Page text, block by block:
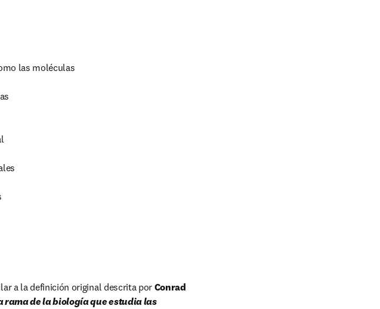
las moléculas
a la definición original descrita por Conrad
rama de la biología que estudia las